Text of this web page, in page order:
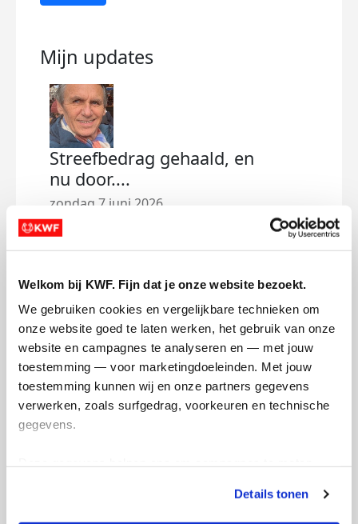
Welkom bij KWF. Fijn dat je onze website bezoekt.
We gebruiken cookies en vergelijkbare technieken om
onze website goed te laten werken, het gebruik van onze
website en campagnes te analyseren en — met jouw
toestemming — voor marketingdoeleinden. Met jouw
toestemming kunnen wij en onze partners gegevens
verwerken, zoals surfgedrag, voorkeuren en technische
gegevens.
tonen. Je kunt je toestemming op elk moment wijzigen of
intrekken via Cookie instellingen onderaan de pagina. De
Details tonen
Mijn updates
Streefbedrag gehaald, en
nu door....
zondag 7 juni 2026
Mijn streefbedrag had ik al iets verhoogd.
Maar voor dit doel is er eigenlijk nooit
ik ben heel benieuwd waar de teller stopt.
Weet dat als je mij sponsort bij deze run,
dat we dat voor alle mensen doen die
gebaat zijn bij verder onderzoek.
Deel op
Als
het
Martin's badges